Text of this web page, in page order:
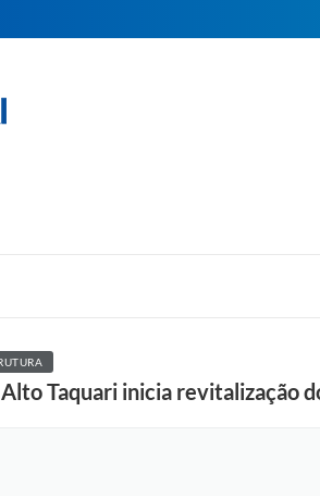
Taquari inicia revitalização